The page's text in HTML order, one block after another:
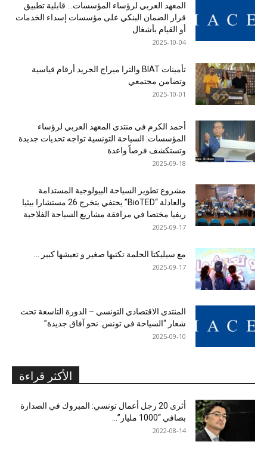
المعهد العربي لرؤساء المؤسسات… قابلية تطبيق
قرار الضمان البنكي على مؤسسات إسداء الخدمات
أو القيام بأشغال
2025-10-04
تأمينات BIAT والترا ميراج الجريد أرقام قياسية
وتضامن مجتمعي
2025-10-01
أحمد الكرم في منتدى المعهد العربي لرؤساء
المؤسسات: السياحة التونسية تواجه تحديات جديدة
وتستكشف فرصاً واعدة
2025-09-18
مشروع تطوير السياحة البيولوجية المستدامة
والعادلة “BioTED” يحتفي بتخرج 26 مستشارا بيئيا
ريفيا مختصا في مرافقة مشاريع السياحة الفلاحية
2025-09-17
مع سيليكتا الحلمة تكتبها صغير و تعيشها كبير …
2025-09-17
المنتدى الاقتصادي التونسي – الدورة التاسعة تحت
شعار “السياحة في تونس: نحو آفاق جديدة”
2025-09-10
الأكثر قراءة
أثرى 20 رجل أعمال تونسي: المبروك في الصدارة
بصافي “1000 مليار”...
2022-08-14